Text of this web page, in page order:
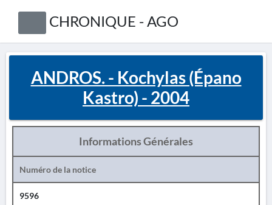
CHRONIQUE - AGO
ANDROS. - Kochylas (Épano
Kastro) - 2004
Informations Générales
Numéro de la notice
9596